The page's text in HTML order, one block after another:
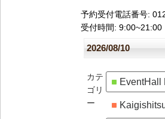
予約受付電話番号:
受付時間: 9:00~21:00
2026/08/10
カテ
ゴリ
ー
EventHall